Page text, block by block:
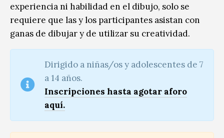
experiencia ni habilidad en el dibujo, solo se
requiere que las y los participantes asistan con
ganas de dibujar y de utilizar su creatividad.
Dirigido a niñas/os y adolescentes de 7
a 14 años.
Inscripciones hasta agotar aforo
aquí.